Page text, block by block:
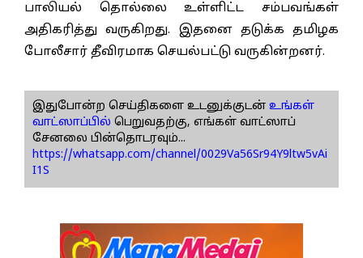
பாலியல் தொல்லை உள்ளிட்ட சம்பவங்கள்
அதிகரித்து வருகிறது. இதனை தடுக்க தமிழக
போலீசார் தீவிரமாக செயல்பட்டு வருகின்றனர்.
இதுபோன்ற செய்திகளை உடனுக்குடன் உங்கள்
வாட்ஸாப்பில் பெறுவதற்கு, எங்கள் வாட்ஸாப்
சேனலை பின்தொடரவும்...
https://whatsapp.com/channel/0029Va56Sr94Y9ltw5vAi
I1S